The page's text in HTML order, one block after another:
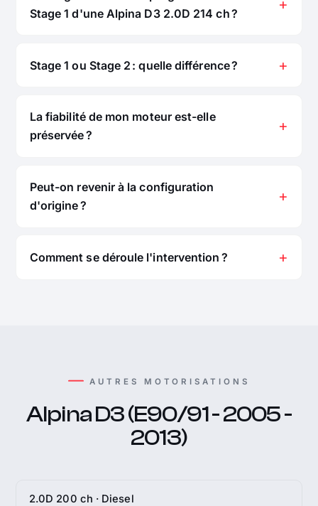
Stage 1 d'une Alpina D3 2.0D 214 ch ?
Stage 1 ou Stage 2 : quelle différence ?
La fiabilité de mon moteur est-elle
préservée ?
Peut-on revenir à la configuration
d'origine ?
Comment se déroule l'intervention ?
AUTRES MOTORISATIONS
Alpina D3 (E90/91 - 2005 -
2013)
2.0D 200 ch · Diesel